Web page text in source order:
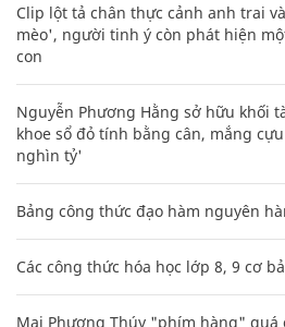
Clip lột tả chân thực cảnh anh trai
mèo', người tinh ý còn phát hiện
con
Nguyễn Phương Hằng sở hữu khối
khoe sổ đỏ tính bằng cân, mắng
nghìn tỷ'
Bảng công thức đạo hàm nguyên
Các công thức hóa học lớp 8, 9 cơ
Mai Phương Thúy "phím hàng" quá